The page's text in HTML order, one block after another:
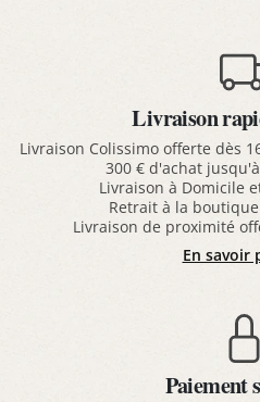
Livraison
Livraison Colissimo offerte dès
300 € d'achat
Livraison à Domicile
Retrait à la
Livraison de proximité
En savoir
Paiement